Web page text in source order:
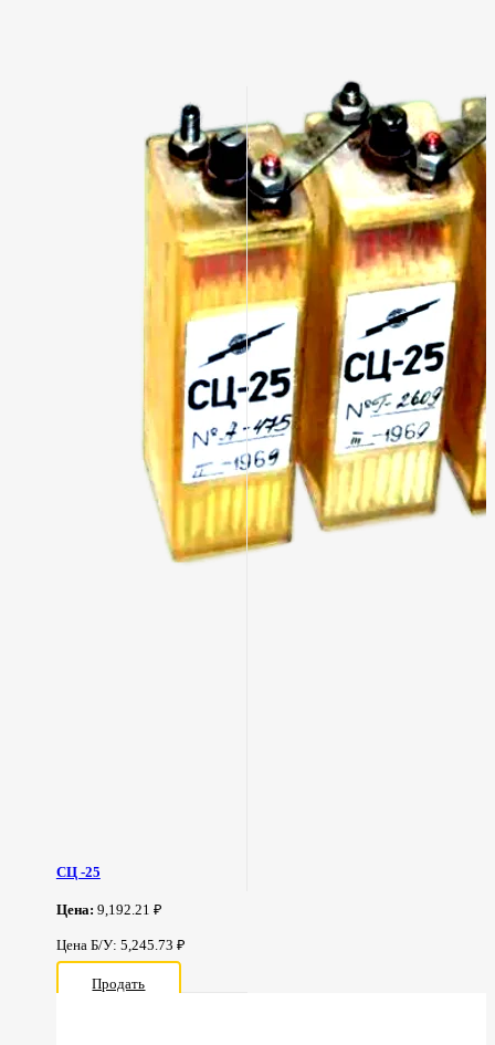
СЦ -25
Цена: 9,192.21 ₽
Цена Б/У: 5,245.73 ₽
Продать